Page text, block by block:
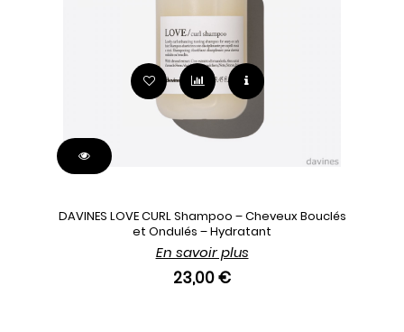
DAVINES LOVE CURL Shampoo – Cheveux Bouclés
et Ondulés – Hydratant
En savoir plus
23,00 €